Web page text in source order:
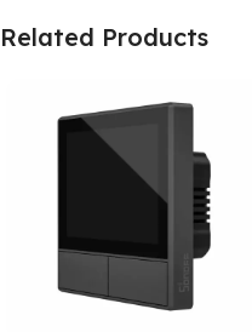
Related Products